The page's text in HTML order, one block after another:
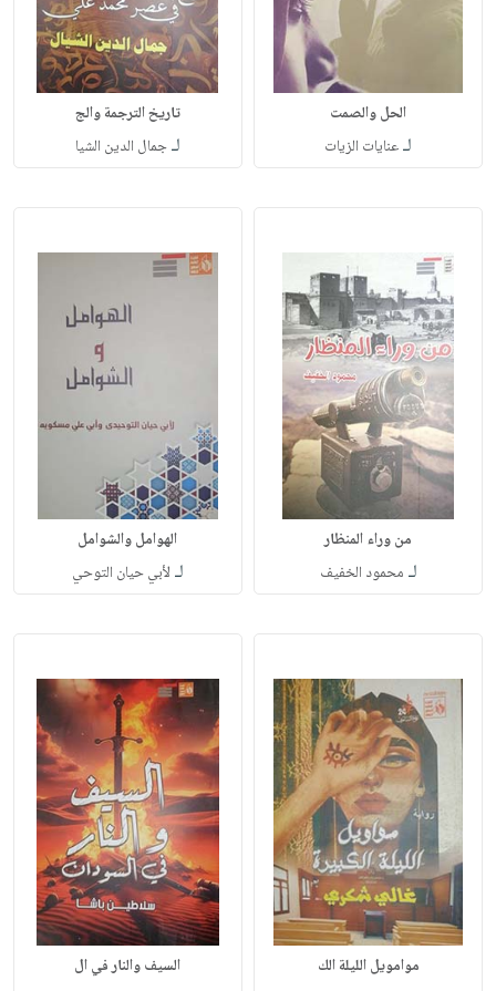
الحل والصمت
لـعنايات الزيات
تاريخ الترجمة والج
لـجمال الدين الشيا
من وراء المنظار
لـ محمود الخفيف
الهوامل والشوامل
لـ لأبي حيان التوحي
موامويل الليلة الك السيف والنار في ال